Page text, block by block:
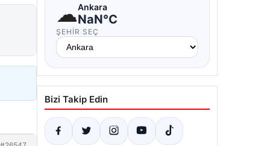
☁Ankara
NaN°C
ŞEHIR SEÇ
Bizi Takip Edin